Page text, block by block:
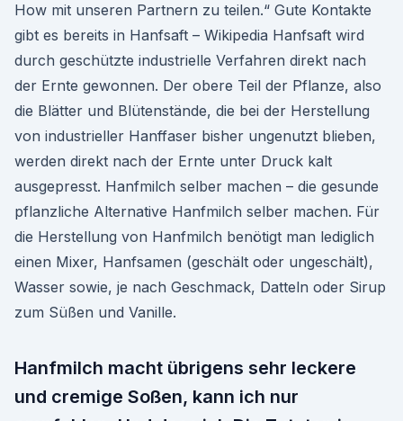
How mit unseren Partnern zu teilen.“ Gute Kontakte
gibt es bereits in Hanfsaft – Wikipedia Hanfsaft wird
durch geschützte industrielle Verfahren direkt nach
der Ernte gewonnen. Der obere Teil der Pflanze, also
die Blätter und Blütenstände, die bei der Herstellung
von industrieller Hanffaser bisher ungenutzt blieben,
werden direkt nach der Ernte unter Druck kalt
ausgepresst. Hanfmilch selber machen – die gesunde
pflanzliche Alternative Hanfmilch selber machen. Für
die Herstellung von Hanfmilch benötigt man lediglich
einen Mixer, Hanfsamen (geschält oder ungeschält),
Wasser sowie, je nach Geschmack, Datteln oder Sirup
zum Süßen und Vanille.
Hanfmilch macht übrigens sehr leckere
und cremige Soßen, kann ich nur